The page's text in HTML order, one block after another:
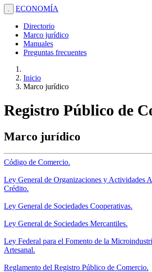
. ECONOMÍA
Directorio
Marco jurídico
Manuales
Preguntas frecuentes
Inicio
Marco jurídico
Registro Público de
Marco jurídico
Código de Comercio.
Ley General de Organizaciones y Actividades
Crédito.
Ley General de Sociedades Cooperativas.
Ley General de Sociedades Mercantiles.
Ley Federal para el Fomento de la
Artesanal.
Reglamento del Registro Público de Comercio.